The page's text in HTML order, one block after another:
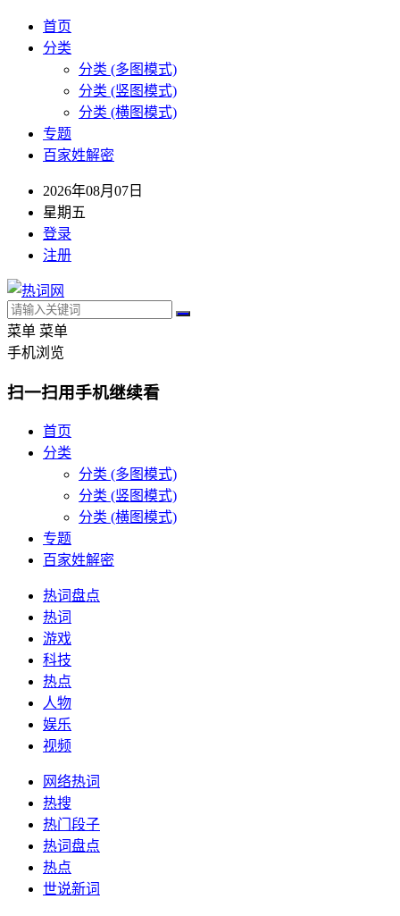
首页
分类
分类 (多图模式)
分类 (竖图模式)
分类 (横图模式)
专题
百家姓解密
2026年08月07日
星期五
登录
注册
菜单 菜单
手机浏览
扫一扫用手机继续看
首页
分类
分类 (多图模式)
分类 (竖图模式)
分类 (横图模式)
专题
百家姓解密
热词盘点
热词
游戏
科技
热点
人物
娱乐
视频
网络热词
热搜
热门段子
热词盘点
热点
世说新词